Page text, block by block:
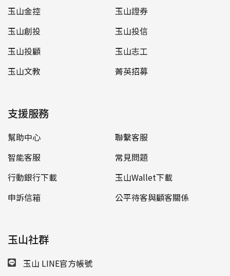
玉山金控
玉山證券
玉山創投
玉山投信
玉山投顧
玉山志工
玉山文教
菁英招募
支援服務
幫助中心
聯繫客服
智能客服
常見問題
行動銀行下載
玉山Wallet下載
申訴信箱
公平待客與顧客關係
玉山社群
玉山 LINE官方帳號